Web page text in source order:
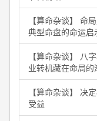
【算命杂谈】 命
典型命盘的命运启
【算命杂谈】 八
业转机藏在命局的
【算命杂谈】 决
受益